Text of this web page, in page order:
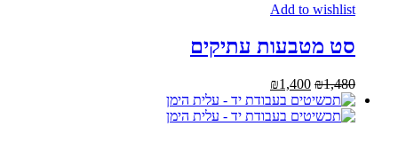
Add to wishlist
סט מטבעות עתיקים
₪1,480
₪1,400